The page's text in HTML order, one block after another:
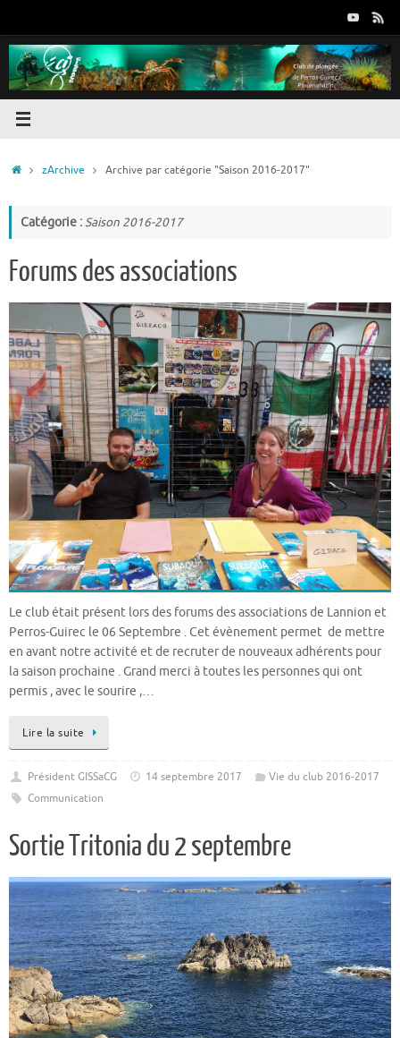
contenu
Accueil
zArchive Archive par catégorie "Saison 2016-2017"
Catégorie :Saison 2016-2017
Forums des associations
Le club était présent lors des forums des associations de Lannion et
Perros-Guirec le 06 Septembre . Cet évènement permet de mettre
en avant notre activité et de recruter de nouveaux adhérents pour
la saison prochaine . Grand merci à toutes les personnes qui ont
permis , avec le sourire ,…
Lire la suite
Président GISSaCG 14 septembre 2017
Vie du club 2016-2017
Communication
Sortie Tritonia du 2 septembre